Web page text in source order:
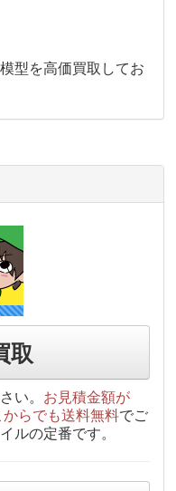
型を高価買取してお
取
い。 お見積金額が
らでも送料無料でご
ルの定番です。